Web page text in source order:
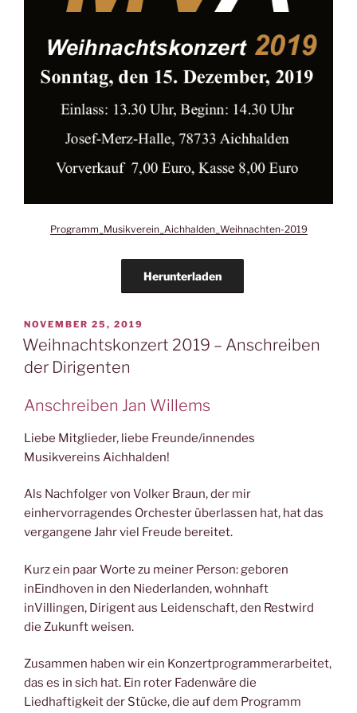
Programm_Musikverein_Aichhalden_Weihnachten-2019
Herunterladen
VERÖFFENTLICHT
AM
NOVEMBER 25, 2019
Weihnachtskonzert 2019 – Anschreiben
der Dirigenten
Anschreiben Jan Willems
Liebe Mitglieder, liebe Freunde/innendes
Musikvereins Aichhalden!
Als Nachfolger von Volker Braun, der mir
einhervorragendes Orchester überlassen hat, hat das
vergangene Jahr viel Freude bereitet.
Kurz ein paar Worte zu meiner Person: geboren
inEindhoven in den Niederlanden, wohnhaft
inVillingen, Dirigent aus Leidenschaft, den Restwird
die Zukunft weisen.
Zusammen haben wir ein Konzertprogrammerarbeitet,
das es in sich hat. Ein roter Fadenwäre die
Liedhaftigkeit der Stücke, die auf dem Programm